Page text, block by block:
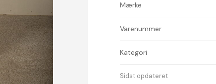
Mærke
Varenummer
Kategori
Sidst opdateret